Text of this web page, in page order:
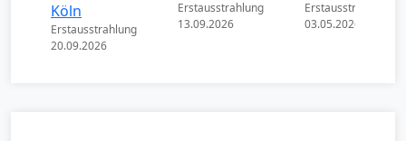
Köln
Erstausstrahlung
20.09.2026
Erstausstrahlung
13.09.2026
Erstausstrahlung
03.05.2026